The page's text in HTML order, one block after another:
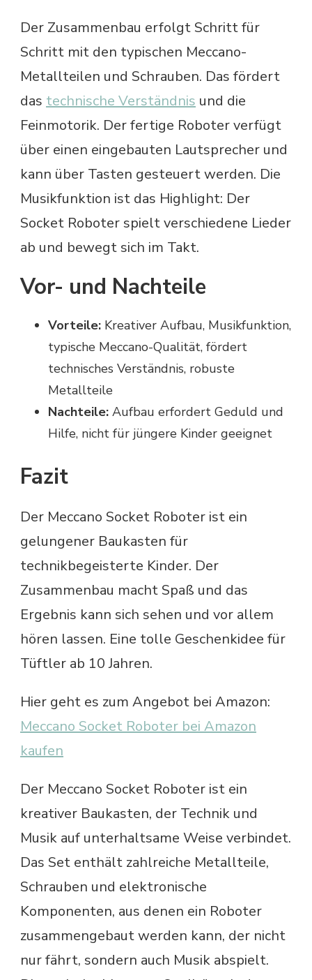
Der Zusammenbau erfolgt Schritt für
Schritt mit den typischen Meccano-
Metallteilen und Schrauben. Das fördert
das technische Verständnis und die
Feinmotorik. Der fertige Roboter verfügt
über einen eingebauten Lautsprecher und
kann über Tasten gesteuert werden. Die
Musikfunktion ist das Highlight: Der
Socket Roboter spielt verschiedene Lieder
ab und bewegt sich im Takt.
Vor- und Nachteile
Vorteile: Kreativer Aufbau, Musikfunktion,
typische Meccano-Qualität, fördert
technisches Verständnis, robuste
Metallteile
Nachteile: Aufbau erfordert Geduld und
Hilfe, nicht für jüngere Kinder geeignet
Fazit
Der Meccano Socket Roboter ist ein
gelungener Baukasten für
technikbegeisterte Kinder. Der
Zusammenbau macht Spaß und das
Ergebnis kann sich sehen und vor allem
hören lassen. Eine tolle Geschenkidee für
Tüftler ab 10 Jahren.
Hier geht es zum Angebot bei Amazon:
Meccano Socket Roboter bei Amazon
kaufen
Der Meccano Socket Roboter ist ein
kreativer Baukasten, der Technik und
Musik auf unterhaltsame Weise verbindet.
Das Set enthält zahlreiche Metallteile,
Schrauben und elektronische
Komponenten, aus denen ein Roboter
zusammengebaut werden kann, der nicht
nur fährt, sondern auch Musik abspielt.